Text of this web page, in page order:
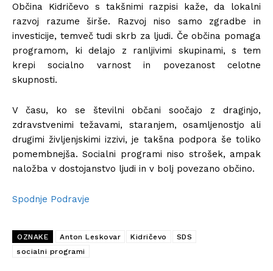
Občina Kidričevo s takšnimi razpisi kaže, da lokalni
razvoj razume širše. Razvoj niso samo zgradbe in
investicije, temveč tudi skrb za ljudi. Če občina pomaga
programom, ki delajo z ranljivimi skupinami, s tem
krepi socialno varnost in povezanost celotne
skupnosti.
V času, ko se številni občani soočajo z draginjo,
zdravstvenimi težavami, staranjem, osamljenostjo ali
drugimi življenjskimi izzivi, je takšna podpora še toliko
pomembnejša. Socialni programi niso strošek, ampak
naložba v dostojanstvo ljudi in v bolj povezano občino.
Spodnje Podravje
OZNAKE Anton Leskovar Kidričevo
SDS
socialni programi